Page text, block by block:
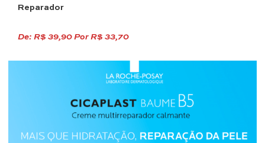
Reparador
De: R$ 39,90 Por R$ 33,70